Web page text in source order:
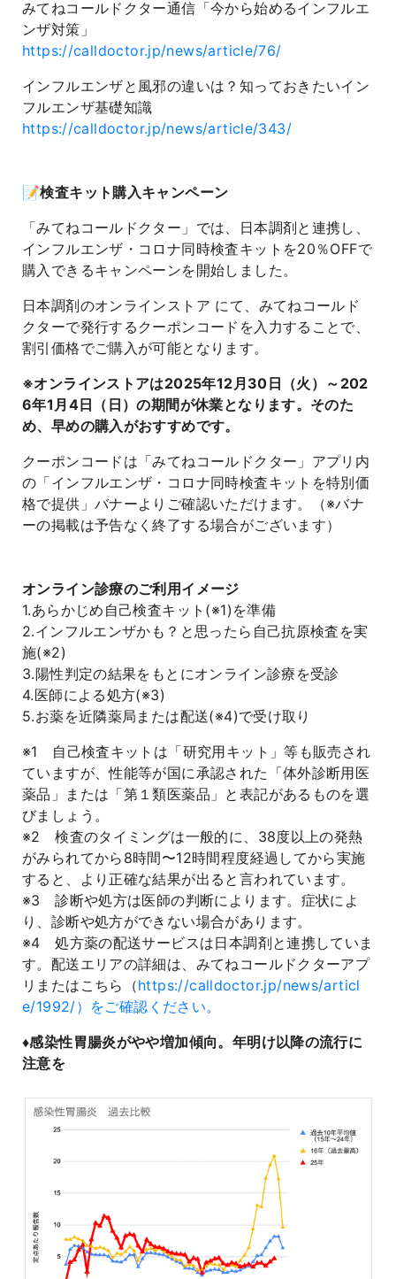
みてねコールドクター通信「今から始めるインフルエ
ンザ対策」
https://calldoctor.jp/news/article/76/
インフルエンザと風邪の違いは？知っておきたいイン
フルエンザ基礎知識
https://calldoctor.jp/news/article/343/
📝検査キット購入キャンペーン
「みてねコールドクター」では、日本調剤と連携し、
インフルエンザ・コロナ同時検査キットを20％OFFで
購入できるキャンペーンを開始しました。
日本調剤のオンラインストア にて、みてねコールド
クターで発行するクーポンコードを入力することで、
割引価格でご購入が可能となります。
※オンラインストアは2025年12月30日（火）～202
6年1月4日（日）の期間が休業となります。そのた
め、早めの購入がおすすめです。
クーポンコードは「みてねコールドクター」アプリ内
の「インフルエンザ・コロナ同時検査キットを特別価
格で提供」バナーよりご確認いただけます。（※バナ
ーの掲載は予告なく終了する場合がございます）
オンライン診療のご利用イメージ
1.あらかじめ自己検査キット(※1)を準備
2.インフルエンザかも？と思ったら自己抗原検査を実
施(※2)
3.陽性判定の結果をもとにオンライン診療を受診
4.医師による処方(※3)
5.お薬を近隣薬局または配送(※4)で受け取り
※1 自己検査キットは「研究用キット」等も販売され
ていますが、性能等が国に承認された「体外診断用医
薬品」または「第１類医薬品」と表記があるものを選
びましょう。
※2 検査のタイミングは一般的に、38度以上の発熱
がみられてから8時間〜12時間程度経過してから実施
すると、より正確な結果が出ると言われています。
※3 診断や処方は医師の判断によります。症状によ
り、診断や処方ができない場合があります。
※4 処方薬の配送サービスは日本調剤と連携していま
す。配送エリアの詳細は、みてねコールドクターアプ
リまたはこちら（https://calldoctor.jp/news/articl
e/1992/）をご確認ください。
♦️感染性胃腸炎がやや増加傾向。年明け以降の流行に
注意を